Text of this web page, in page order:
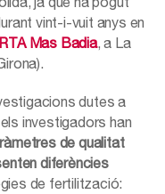
vint-i-vuit anys en
Mas Badia, a La
dutes a
investigadors han
de qualitat
diferències
de fertilització: